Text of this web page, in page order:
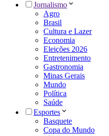
Jornalismo
Agro
Brasil
Cultura e Lazer
Economia
Eleições 2026
Entretenimento
Gastronomia
Minas Gerais
Mundo
Política
Saúde
Esportes
Basquete
Copa do Mundo